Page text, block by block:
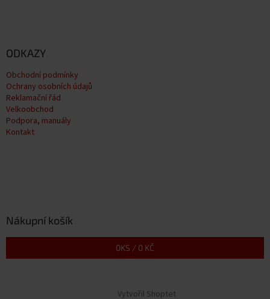
ODKAZY
Obchodní podmínky
Ochrany osobních údajů
Reklamační řád
Velkoobchod
Podpora, manuály
Kontakt
Nákupní košík
0KS / 0 KČ
Vytvořil Shoptet